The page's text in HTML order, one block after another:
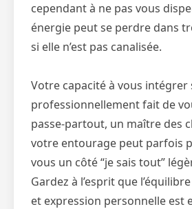
cependant à ne pas vous
énergie peut se perdre dans
si elle n’est pas canalisée.
Votre capacité à vous
professionnellement fait de
passe-partout, un maître des
votre entourage peut parfois
vous un côté “je sais tout”
Gardez à l’esprit que
et expression personnelle est